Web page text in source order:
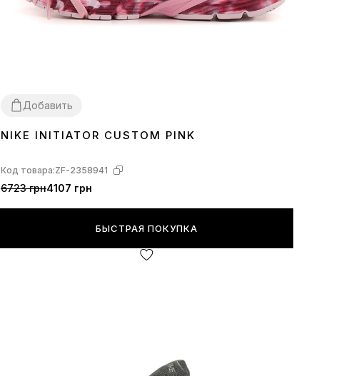
Добавить
3637 3839 4041
NIKE INITIATOR CUSTOM PINK
Код товара:ZF-2358941
6723 грн4107 грн
БЫСТРАЯ ПОКУПКА